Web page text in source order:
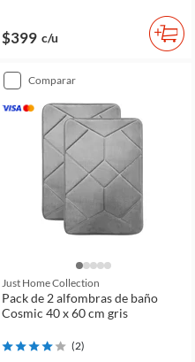
$399 c/u
comparar
Just Home Collection
Pack de 2 alfombras de baño
Cosmic 40 x 60 cm gris
(2)